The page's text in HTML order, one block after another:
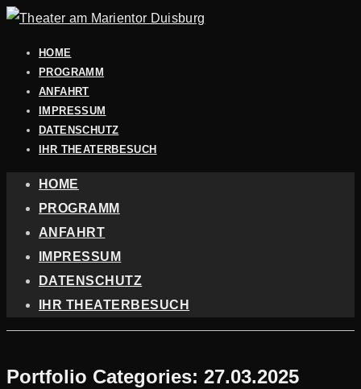
HOME
PROGRAMM
ANFAHRT
IMPRESSUM
DATENSCHUTZ
IHR THEATERBESUCH
HOME
PROGRAMM
ANFAHRT
IMPRESSUM
DATENSCHUTZ
IHR THEATERBESUCH
Portfolio Categories: 27.03.2025